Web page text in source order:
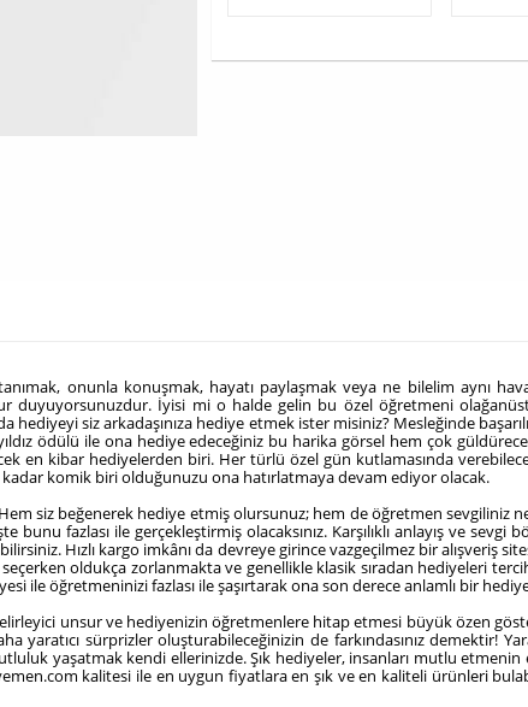
onunla konuşmak, hayatı paylaşmak veya ne bilelim aynı
İyisi mi o halde gelin bu özel öğretmeni
hediyeyi siz arkadaşınıza hediye etmek ister misiniz? Mesleğinde
ödülü ile ona hediye edeceğiniz bu harika görsel hem çok
en kibar hediyelerden biri. Her türlü özel gün kutlamasında
komik biri olduğunuzu ona hatırlatmaya devam ediyor olacak.
Hem siz beğenerek hediye etmiş olursunuz; hem de öğretmen
fazlası ile gerçekleştirmiş olacaksınız. Karşılıklı anlayış ve
Hızlı kargo imkânı da devreye girince vazgeçilmez bir alışveriş
oldukça zorlanmakta ve genellikle klasik sıradan hediyeleri
ile öğretmeninizi fazlası ile şaşırtarak ona son derece anlamlı bir
unsur ve hediyenizin öğretmenlere hitap etmesi büyük özen
sürprizler oluşturabileceğinizin de farkındasınız demektir!
yaşatmak kendi ellerinizde. Şık hediyeler, insanları mutlu
kalitesi ile en uygun fiyatlara en şık ve en kaliteli ürünleri